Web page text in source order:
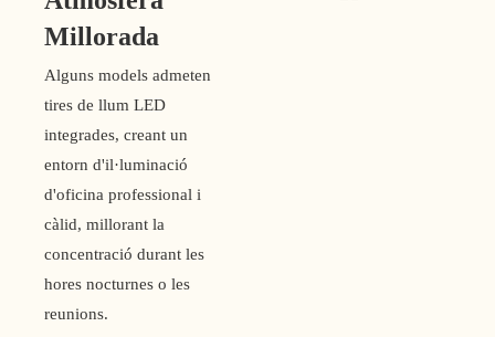
Millorada
Alguns models admeten
tires de llum LED
integrades, creant un
entorn d'il·luminació
d'oficina professional i
càlid, millorant la
concentració durant les
hores nocturnes o les
reunions.